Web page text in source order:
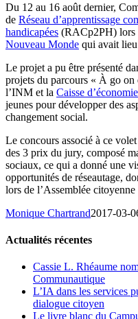
Du 12 au 16 août dernier,
de Réseau d’apprentissage
handicapées (RACp2PH) lors
Nouveau Monde qui avait
Le projet a pu être présenté
projets du parcours « À go on
l’INM et la Caisse
jeunes pour développer des
changement social.
Le concours associé à ce
des 3 prix du jury, composé
sociaux, ce qui a donné une
opportunités de réseautage,
lors de l’Assemblée
Monique Chartrand2017-03-
Actualités récentes
Cassie L. Rhéaume
Communautique
L’IA dans les services
dialogue citoyen
Le livre blanc du